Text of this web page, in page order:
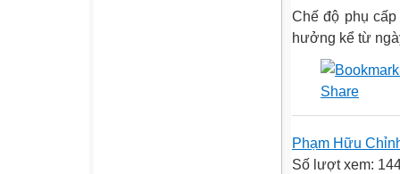
Chế độ phụ
hưởng kể từ
Phạm Hữu
Số lượt xem: